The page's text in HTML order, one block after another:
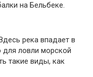
на Бельбеке.
река впадает в
для ловли морской
такие виды, как